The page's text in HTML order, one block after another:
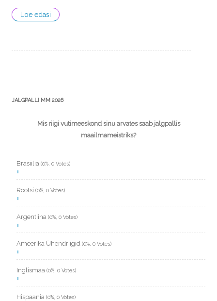
Loe edasi
JALGPALLI MM 2026
Mis riigi vutimeeskond sinu arvates saab jalgpallis
maailmameistriks?
Brasiilia (0%, 0 Votes)
Rootsi (0%, 0 Votes)
Argentiina (0%, 0 Votes)
Ameerika Ühendriigid (0%, 0 Votes)
Inglismaa (0%, 0 Votes)
Hispaania (0%, 0 Votes)